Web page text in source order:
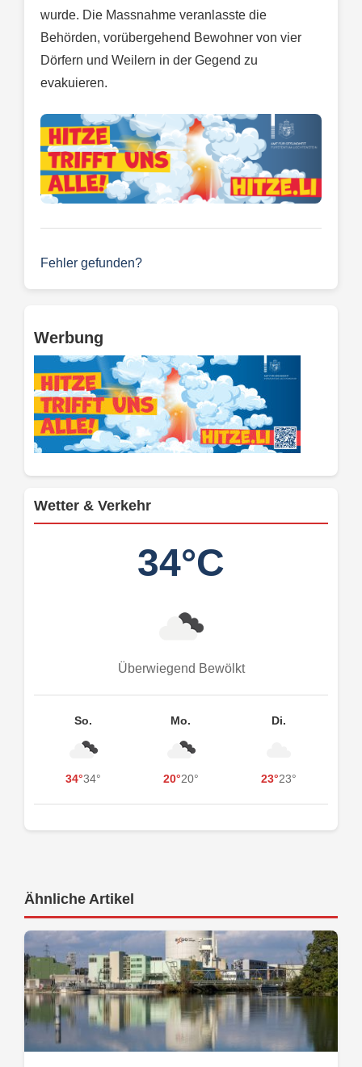
wurde. Die Massnahme veranlasste die
Behörden, vorübergehend Bewohner von vier
Dörfern und Weilern in der Gegend zu
evakuieren.
Fehler gefunden?
Werbung
Wetter & Verkehr
34°C
Überwiegend Bewölkt
So.
34°34°
Mo.
20°20°
Di.
23°23°
Ähnliche Artikel